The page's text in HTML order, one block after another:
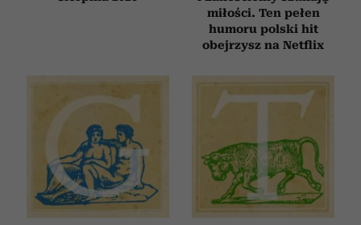
miłości. Ten pełen
humoru polski hit
obejrzysz na Netflix